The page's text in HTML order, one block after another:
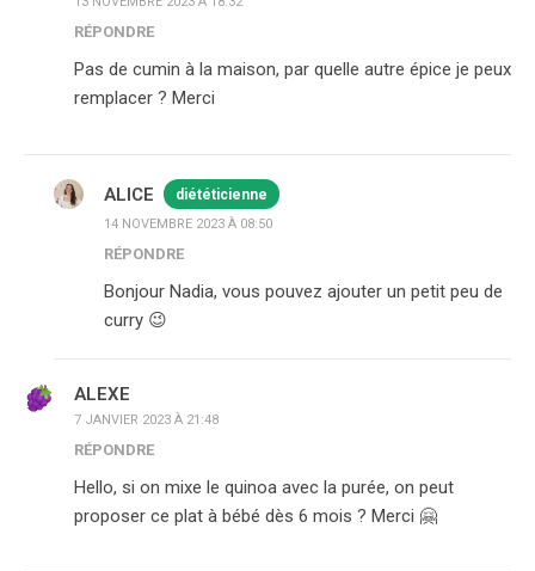
RÉPONDRE
Pas de cumin à la maison, par quelle autre épice je peux
remplacer ? Merci
ALICE diététicienne
14 NOVEMBRE 2023 À 08:50
RÉPONDRE
Bonjour Nadia, vous pouvez ajouter un petit peu de
curry 😉
ALEXE
7 JANVIER 2023 À 21:48
RÉPONDRE
Hello, si on mixe le quinoa avec la purée, on peut
proposer ce plat à bébé dès 6 mois ? Merci 🤗